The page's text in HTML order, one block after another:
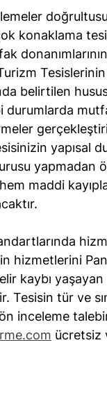
konaklama
belirtilen
yapısal
yapmadan
maddi
hizmetlerini
kaybı
tür ve
inceleme
ücretsiz